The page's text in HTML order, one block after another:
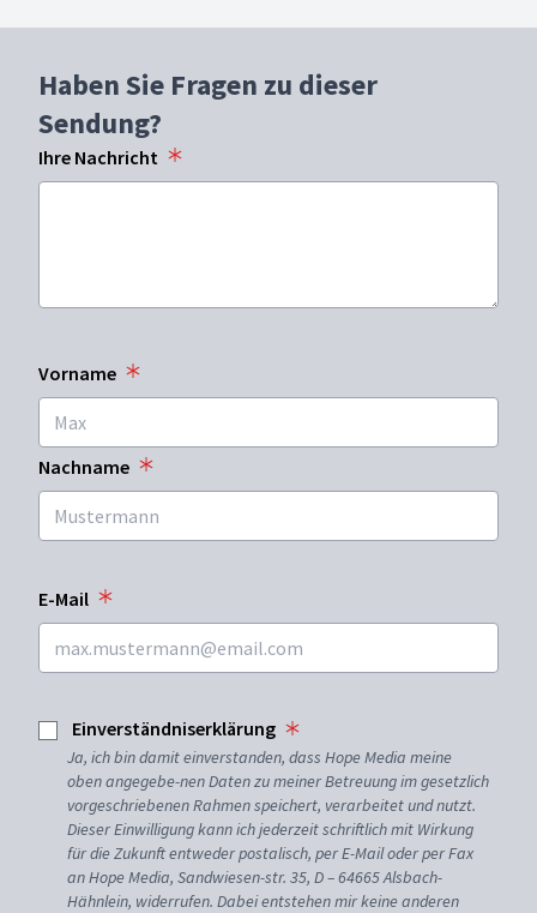
Haben Sie Fragen zu dieser
Sendung?
Ihre Nachricht
Vorname
Nachname
E-Mail
Einverständniserklärung
Ja, ich bin damit einverstanden, dass Hope Media meine
oben angegebe-nen Daten zu meiner Betreuung im gesetzlich
vorgeschriebenen Rahmen speichert, verarbeitet und nutzt.
Dieser Einwilligung kann ich jederzeit schriftlich mit Wirkung
für die Zukunft entweder postalisch, per E-Mail oder per Fax
an Hope Media, Sandwiesen-str. 35, D – 64665 Alsbach-
Hähnlein, widerrufen. Dabei entstehen mir keine anderen